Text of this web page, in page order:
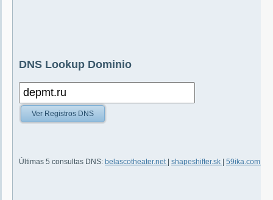
DNS Lookup Dominio
Ver Registros DNS
Últimas 5 consultas DNS: belascotheater.net shapeshifter.sk 59ika.com